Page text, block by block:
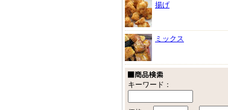
揚げ
ミックス
キーワード：